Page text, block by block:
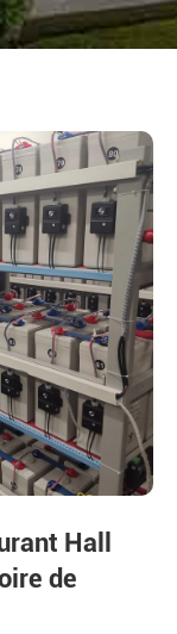
Hall
de